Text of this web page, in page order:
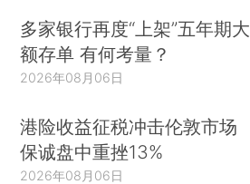
多家银行再度“上架”五年期大
额存单 有何考量？
2026年08月06日
港险收益征税冲击伦敦市场
保诚盘中重挫13%
2026年08月06日